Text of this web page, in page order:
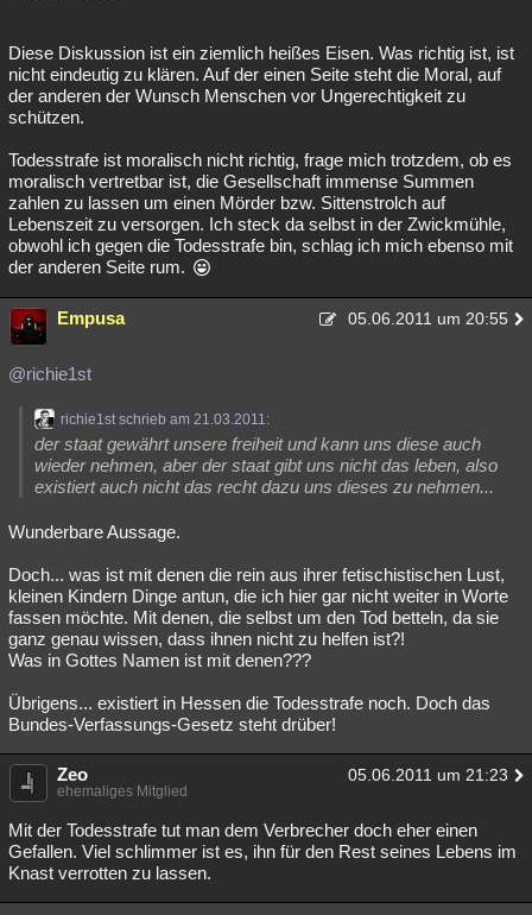
Diese Diskussion ist ein ziemlich heißes Eisen. Was richtig ist, ist
nicht eindeutig zu klären. Auf der einen Seite steht die Moral, auf
der anderen der Wunsch Menschen vor Ungerechtigkeit zu
schützen.
Todesstrafe ist moralisch nicht richtig, frage mich trotzdem, ob es
moralisch vertretbar ist, die Gesellschaft immense Summen
zahlen zu lassen um einen Mörder bzw. Sittenstrolch auf
Lebenszeit zu versorgen. Ich steck da selbst in der Zwickmühle,
obwohl ich gegen die Todesstrafe bin, schlag ich mich ebenso mit
der anderen Seite rum.
Empusa 05.06.2011 um 20:55
@richie1st
richie1st schrieb am 21.03.2011:
der staat gewährt unsere freiheit und kann uns diese auch
wieder nehmen, aber der staat gibt uns nicht das leben, also
existiert auch nicht das recht dazu uns dieses zu nehmen...
Wunderbare Aussage.
Doch... was ist mit denen die rein aus ihrer fetischistischen Lust,
kleinen Kindern Dinge antun, die ich hier gar nicht weiter in Worte
fassen möchte. Mit denen, die selbst um den Tod betteln, da sie
ganz genau wissen, dass ihnen nicht zu helfen ist?!
Was in Gottes Namen ist mit denen???
Übrigens... existiert in Hessen die Todesstrafe noch. Doch das
Bundes-Verfassungs-Gesetz steht drüber!
Zeo 05.06.2011 um 21:23
ehemaliges Mitglied
Mit der Todesstrafe tut man dem Verbrecher doch eher einen
Gefallen. Viel schlimmer ist es, ihn für den Rest seines Lebens im
Knast verrotten zu lassen.